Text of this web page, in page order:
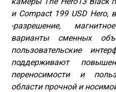
и Compact 199 USD Hero,
-разрешение,
варианты сменных
пользовательские
поддерживают
переносимости и
области прочной и